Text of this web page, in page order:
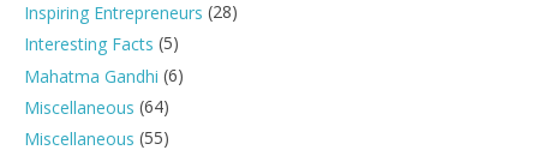
Inspiring Entrepreneurs (28)
Interesting Facts (5)
Mahatma Gandhi (6)
Miscellaneous (64)
Miscellaneous (55)